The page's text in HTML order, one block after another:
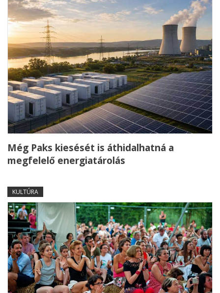
Még Paks kiesését is áthidalhatná a
megfelelő energiatárolás
KULTÚRA